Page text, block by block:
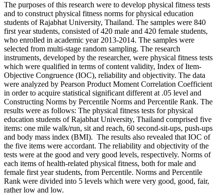
The purposes of this research were to develop physical fitness tests
and to construct physical fitness norms for physical education
students of Rajabhat University, Thailand. The samples were 840
first year students, consisted of 420 male and 420 female students,
who enrolled in academic year 2013-2014. The samples were
selected from multi-stage random sampling. The research
instruments, developed by the researcher, were physical fitness tests
which were qualified in terms of content validity, Index of Item-
Objective Congruence (IOC), reliability and objectivity. The data
were analyzed by Pearson Product Moment Correlation Coefficient
in order to acquire statistical significant different at .05 level and
Constructing Norms by Percentile Norms and Percentile Rank. The
results were as follows: The physical fitness tests for physical
education students of Rajabhat University, Thailand comprised five
items: one mile walk/run, sit and reach, 60 second-sit-ups, push-ups
and body mass index (BMI). The results also revealed that IOC of
the five items were accordant. The reliability and objectivity of the
tests were at the good and very good levels, respectively. Norms of
each items of health-related physical fitness, both for male and
female first year students, from Percentile. Norms and Percentile
Rank were divided into 5 levels which were very good, good, fair,
rather low and low.